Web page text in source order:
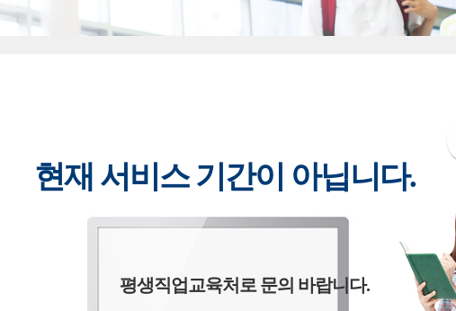
현재 서비스 기간이 아닙니다.
평생직업교육처로 문의 바랍니다.